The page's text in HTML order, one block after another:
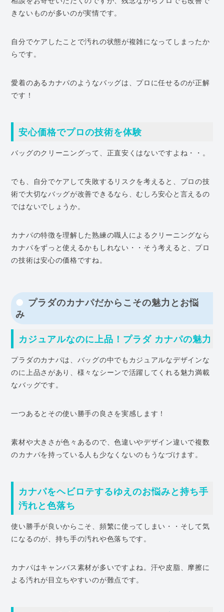
きないものが多いのが実情です。
自分でケアしたことで汚れの状態が複雑になってしまったか
らです。
愛着のあるカナパのようなバッグは、プロに任せるのが正解
です！
安心価格でプロの技術を体験
バッグのクリーニングって、正直安くはないですよね・・。
でも、自分でケアして失敗するリスクを考えると、プロの技
術で大切なバッグが改善できるなら、むしろ安心と言えるの
ではないでしょうか。
カナパの特徴を理解した熟練の職人によるクリーニングなら
カナパをずっと使えるかもしれない・・そう考えると、プロ
の技術は安心の価格ですね。
プラダのカナパだからこその魅力とお悩
み
カジュアルなのに上品！プラダ カナパの魅力
プラダのカナパは、バッグの中でもカジュアルなデザインな
のに上品さがあり、様々なシーンで活躍してくれる魅力満載
なバッグです。
一つあるとその使い勝手の良さを実感します！
素材や大きさが色々あるので、色違いやデザイン違いで複数
のカナパを持っている人も少なくないのもうなづけます。
カナパをヘビロテするゆえのお悩みと持ち手
汚れと色落ち
使い勝手が良いからこそ、頻繁に使ってしまい・・そして気
になるのが、持ち手の汚れや色落ちです。
カナパはキャンバス素材が多いですよね。汗や皮脂、摩擦に
よる汚れが目立ちやすいのが難点です。